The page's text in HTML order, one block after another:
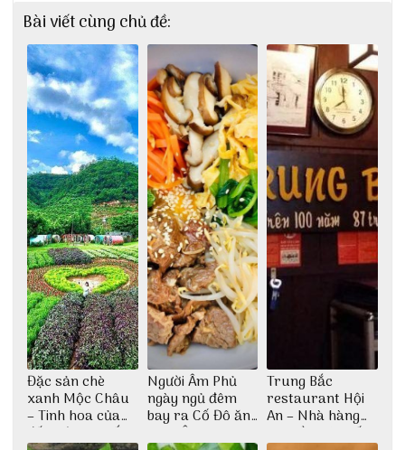
Bài viết cùng chủ đề:
Đặc sản chè
xanh Mộc Châu
– Tinh hoa của
đất trời Tây Bắc
Người Âm Phủ
ngày ngủ đêm
bay ra Cố Đô ăn
Cơm Âm Phủ
Trung Bắc
restaurant Hội
An – Nhà hàng
cao lầu có thiết